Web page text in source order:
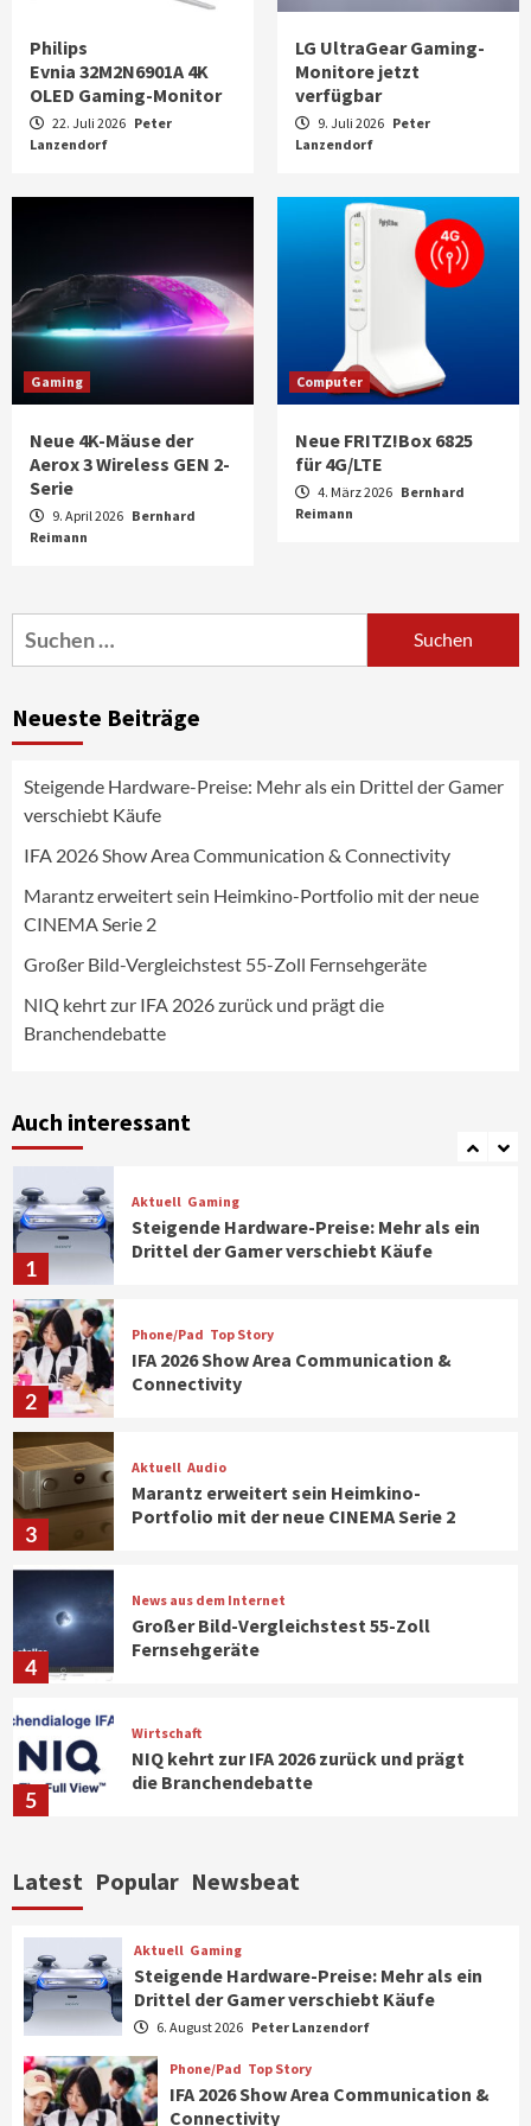
Philips
Evnia 32M2N6901A 4K
OLED Gaming-Monitor
22. Juli 2026 Peter
Lanzendorf
LG UltraGear Gaming-
Monitore jetzt
verfügbar
9. Juli 2026 Peter
Lanzendorf
Gaming
Neue 4K-Mäuse der
Aerox 3 Wireless GEN 2-
Serie
9. April 2026 Bernhard
Reimann
Computer
Neue FRITZ!Box 6825
für 4G/LTE
4. März 2026 Bernhard
Reimann
Suchen
nach:
Neueste Beiträge
Steigende Hardware-Preise: Mehr als ein Drittel der Gamer
verschiebt Käufe
IFA 2026 Show Area Communication & Connectivity
Marantz erweitert sein Heimkino-Portfolio mit der neue
CINEMA Serie 2
Großer Bild-Vergleichstest 55-Zoll Fernsehgeräte
NIQ kehrt zur IFA 2026 zurück und prägt die
Branchendebatte
Auch interessant
4
News aus dem Internet
Fernsehgeräte
5
NIQ kehrt zur IFA 2026 zurück und prägt
die Branchendebatte
6
Aktuell
CHERRY baut Vertriebsteam in
7
Klimageräte und Ventilatoren
1
Aktuell Gaming
Steigende Hardware-Preise: Mehr als ein
Drittel der Gamer verschiebt Käufe
2
Phone/Pad Top Story
IFA 2026 Show Area Communication &
Connectivity
3
Aktuell Audio
Marantz erweitert sein Heimkino-
Portfolio mit der neue CINEMA Serie 2
4
News aus dem Internet
Großer Bild-Vergleichstest 55-Zoll
Fernsehgeräte
5
Wirtschaft
NIQ kehrt zur IFA 2026 zurück und prägt
die Branchendebatte
6
CHERRY baut Vertriebsteam in
7
Smart Living Top Story
Verbraucher setzen immer mehr auf
Latest Popular Newsbeat
Aktuell Gaming
Steigende Hardware-Preise: Mehr als ein
Drittel der Gamer verschiebt Käufe
6. August 2026 Peter Lanzendorf
Phone/Pad Top Story
IFA 2026 Show Area Communication &
Connectivity